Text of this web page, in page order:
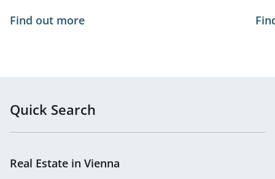
Find out more
Quick Search
Real Estate in Vienna